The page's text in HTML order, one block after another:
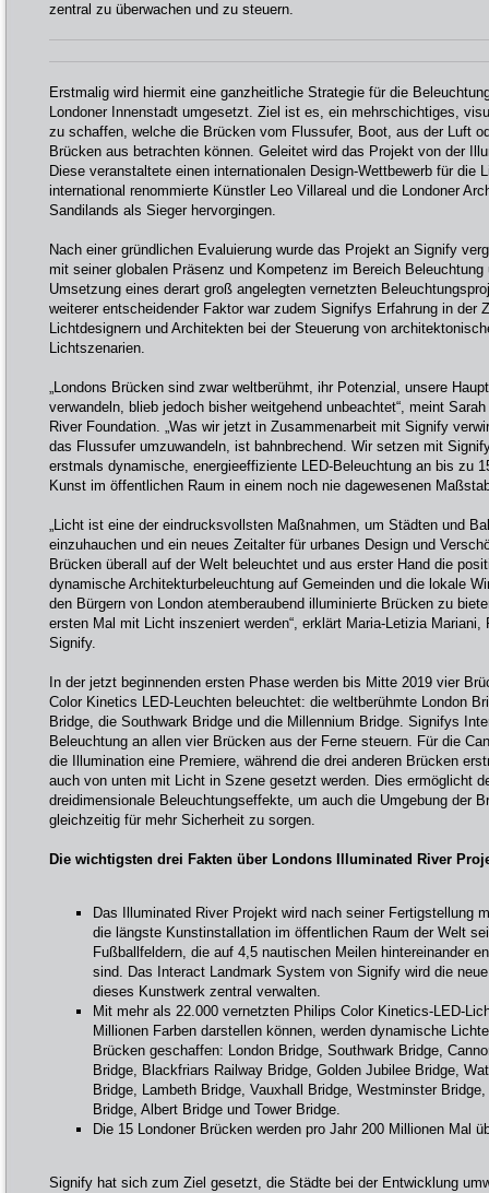
zentral zu überwachen und zu steuern.
Erstmalig wird hiermit eine ganzheitliche Strategie für die
Londoner Innenstadt umgesetzt. Ziel ist es, ein mehrschichtiges,
zu schaffen, welche die Brücken vom Flussufer, Boot, aus der Luft
Brücken aus betrachten können. Geleitet wird das Projekt von der
Diese veranstaltete einen internationalen Design-Wettbewerb für die
international renommierte Künstler Leo Villareal und die Londoner
Sandilands als Sieger hervorgingen.
Nach einer gründlichen Evaluierung wurde das Projekt an Signify
mit seiner globalen Präsenz und Kompetenz im Bereich Beleuchtung
Umsetzung eines derart groß angelegten vernetzten
weiterer entscheidender Faktor war zudem Signifys Erfahrung in der
Lichtdesignern und Architekten bei der Steuerung von
Lichtszenarien.
„Londons Brücken sind zwar weltberühmt, ihr Potenzial, unsere
verwandeln, blieb jedoch bisher weitgehend unbeachtet“, meint
River Foundation. „Was wir jetzt in Zusammenarbeit mit Signify
das Flussufer umzuwandeln, ist bahnbrechend. Wir setzen mit
erstmals dynamische, energieeffiziente LED-Beleuchtung an bis zu
Kunst im öffentlichen Raum in einem noch nie dagewesenen
„Licht ist eine der eindrucksvollsten Maßnahmen, um Städten und
einzuhauchen und ein neues Zeitalter für urbanes Design und
Brücken überall auf der Welt beleuchtet und aus erster Hand die
dynamische Architekturbeleuchtung auf Gemeinden und die lokale
den Bürgern von London atemberaubend illuminierte Brücken zu
ersten Mal mit Licht inszeniert werden“, erklärt Maria-Letizia Mariani,
Signify.
In der jetzt beginnenden ersten Phase werden bis Mitte 2019 vier
Color Kinetics LED-Leuchten beleuchtet: die weltberühmte London
Bridge, die Southwark Bridge und die Millennium Bridge. Signifys
Beleuchtung an allen vier Brücken aus der Ferne steuern. Für die
die Illumination eine Premiere, während die drei anderen Brücken
auch von unten mit Licht in Szene gesetzt werden. Dies ermöglicht
dreidimensionale Beleuchtungseffekte, um auch die Umgebung der
gleichzeitig für mehr Sicherheit zu sorgen.
Die wichtigsten drei Fakten über Londons Illuminated River
Das Illuminated River Projekt wird nach seiner Fertigstellung
die längste Kunstinstallation im öffentlichen Raum der Welt
Fußballfeldern, die auf 4,5 nautischen Meilen hintereinander
sind. Das Interact Landmark System von Signify wird die
dieses Kunstwerk zentral verwalten.
Mit mehr als 22.000 vernetzten Philips Color Kinetics-LED-
Millionen Farben darstellen können, werden dynamische
Brücken geschaffen: London Bridge, Southwark Bridge,
Bridge, Blackfriars Railway Bridge, Golden Jubilee Bridge,
Bridge, Lambeth Bridge, Vauxhall Bridge, Westminster
Bridge, Albert Bridge und Tower Bridge.
Die 15 Londoner Brücken werden pro Jahr 200 Millionen Mal
Signify hat sich zum Ziel gesetzt, die Städte bei der Entwicklung